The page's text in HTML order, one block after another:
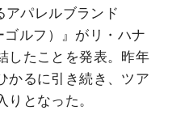
アパレルブランド
ゴルフ）』がリ・ハナ
したことを発表。昨年
かるに引き続き、ツア
となった。